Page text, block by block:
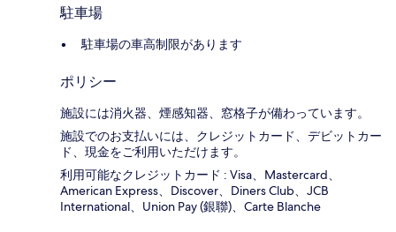
駐車場
駐車場の車高制限があります
ポリシー
施設には消火器、煙感知器、窓格子が備わっています。
施設でのお支払いには、クレジットカード、デビットカー
ド、現金をご利用いただけます。
利用可能なクレジットカード : Visa、Mastercard、
American Express、Discover、Diners Club、JCB
International、Union Pay (銀聯)、Carte Blanche